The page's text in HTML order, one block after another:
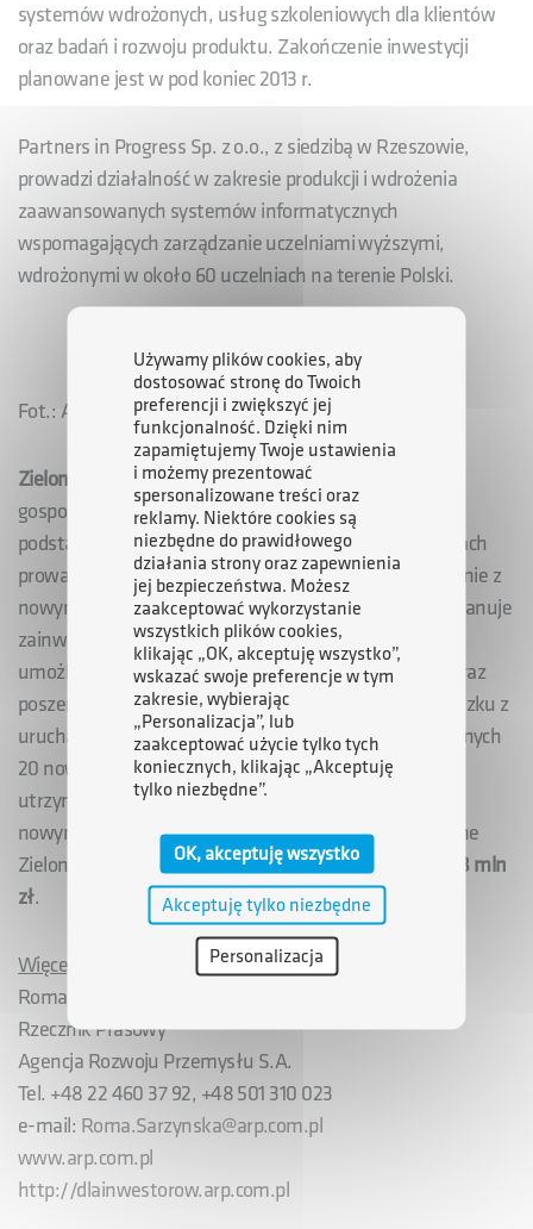
systemów wdrożonych, usług szkoleniowych dla klientów
oraz badań i rozwoju produktu. Zakończenie inwestycji
planowane jest w pod koniec 2013 r.
Partners in Progress Sp. z o.o., z siedzibą w Rzeszowie,
prowadzi działalność w zakresie produkcji i wdrożenia
zaawansowanych systemów informatycznych
wspomagających zarządzanie uczelniami wyższymi,
wdrożonymi w około 60 uczelniach na terenie Polski.
Fot.: ARP S.A. O/Mielec
Zielona Budka (Mielec) Sp. z o.o.prowadzi działalność
gospodarczą na terenie SSE EURO-PARK MIELEC na
podstawie zezwolenia wydanego w 1998 roku. W ramach
prowadzonej działalności Spółka produkuje lody. Zgodnie z
nowym zezwoleniem (203/ARP/2011) przedsiębiorca planuje
zainwestować w rozbudowę hali produkcyjnej, która
umożliwi zwiększenie zdolności produkcyjnych firmy oraz
poszerzenie oferowanego asortymentu lodów. W związku z
uruchamianym w Strefie projektem zostanie utworzonych
20 nowych miejsc pracy przy jednoczesnej gwarancji
utrzymania już istniejących 175 miejsc pracy. Zgodnie z
nowym zezwoleniem, planowane nakłady inwestycyjne
Zielonej Budki (Mielec) Sp. z o.o. wynoszą co najmniej 8 mln
zł.
Więcej informacji udziela:
Roma Sarzyńska-Przeciechowska
Rzecznik Prasowy
Agencja Rozwoju Przemysłu S.A.
Tel. +48 22 460 37 92, +48 501 310 023
e-mail: Roma.Sarzynska@arp.com.pl
www.arp.com.pl
http://dlainwestorow.arp.com.pl
Używamy plików cookies, aby
dostosować stronę do Twoich
preferencji i zwiększyć jej
funkcjonalność. Dzięki nim
zapamiętujemy Twoje ustawienia
i możemy prezentować
spersonalizowane treści oraz
reklamy. Niektóre cookies są
niezbędne do prawidłowego
działania strony oraz zapewnienia
jej bezpieczeństwa. Możesz
zaakceptować wykorzystanie
wszystkich plików cookies,
klikając „OK, akceptuję wszystko”,
wskazać swoje preferencje w tym
zakresie, wybierając
„Personalizacja”, lub
zaakceptować użycie tylko tych
koniecznych, klikając „Akceptuję
tylko niezbędne”.
OK, akceptuję wszystko
Akceptuję tylko niezbędne
Personalizacja